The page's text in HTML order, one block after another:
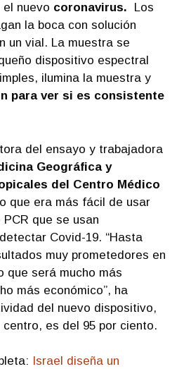
nuevo coronavirus.
Los
la boca con solución
un vial. La muestra se
dispositivo espectral
ilumina la muestra y
para ver si es consistente
del ensayo y trabajadora
Geográfica y
del Centro Médico
que era más fácil de usar
que se usan
Covid-19. “Hasta
muy prometedores en
que será mucho más
más económico”, ha
del nuevo dispositivo,
es del 95 por ciento.
Israel diseña un